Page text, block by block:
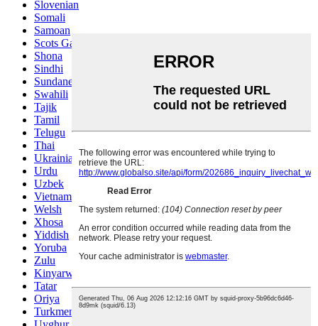
Slovenian
Somali
Samoan
Scots Gaelic
Shona
Sindhi
Sundanese
Swahili
Tajik
Tamil
Telugu
Thai
Ukrainian
Urdu
Uzbek
Vietnamese
Welsh
Xhosa
Yiddish
Yoruba
Zulu
Kinyarwanda
Tatar
Oriya
Turkmen